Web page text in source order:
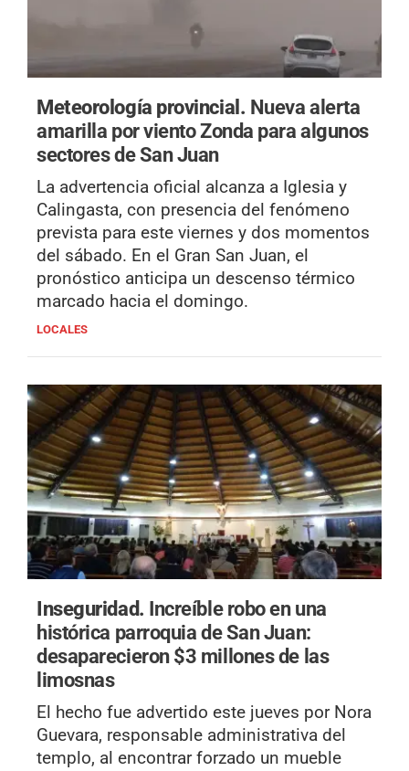
Meteorología provincial. Nueva alerta
amarilla por viento Zonda para algunos
sectores de San Juan
La advertencia oficial alcanza a Iglesia y
Calingasta, con presencia del fenómeno
prevista para este viernes y dos momentos
del sábado. En el Gran San Juan, el
pronóstico anticipa un descenso térmico
marcado hacia el domingo.
LOCALES
Inseguridad. Increíble robo en una
histórica parroquia de San Juan:
desaparecieron $3 millones de las
limosnas
El hecho fue advertido este jueves por Nora
Guevara, responsable administrativa del
templo, al encontrar forzado un mueble